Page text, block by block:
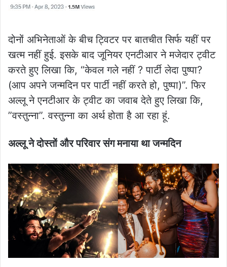
दोनों अभिनेताओं के बीच ट्विटर पर बातचीत सिर्फ यहीं पर
खत्म नहीं हुई. इसके बाद जूनियर एनटीआर ने मजेदार ट्वीट
करते हुए लिखा कि, “केवल गले नहीं ? पार्टी लेदा पुष्पा?
(आप अपने जन्मदिन पर पार्टी नहीं करते हो, पुष्पा)”. फिर
अल्लू ने एनटीआर के ट्वीट का जवाब देते हुए लिखा कि,
”वस्तुन्ना”. वस्तुन्ना का अर्थ होता है आ रहा हूं.
अल्लू ने दोस्तों और परिवार संग मनाया था जन्मदिन